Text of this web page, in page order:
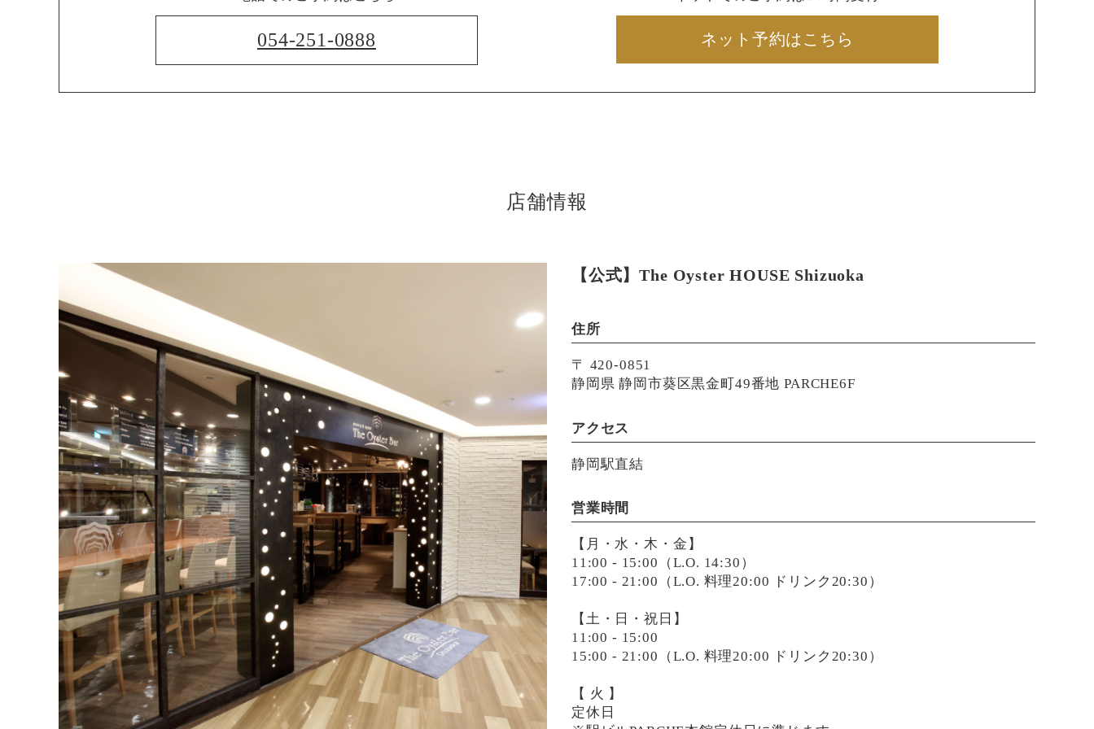
054-251-0888 ネット予約はこちら
店舗情報
【公式】The Oyster HOUSE Shizuoka
住所
〒 420-0851
静岡県 静岡市葵区黒金町49番地 PARCHE6F
アクセス
静岡駅直結
営業時間
【月・水・木・金】
11:00 - 15:00（L.O. 14:30）
17:00 - 21:00（L.O. 料理20:00 ドリンク20:30）
【土・日・祝日】
11:00 - 15:00
15:00 - 21:00（L.O. 料理20:00 ドリンク20:30）
【 火 】
定休日